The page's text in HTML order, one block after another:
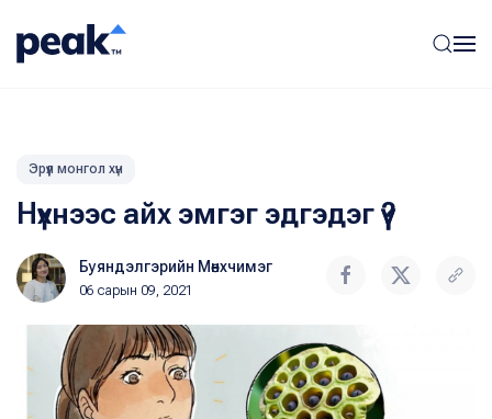
Эрүүл монгол хүн
Нүхнээс айх эмгэг эдгэдэг үү?
Буяндэлгэрийн Мөнхчимэг
06 сарын 09, 2021